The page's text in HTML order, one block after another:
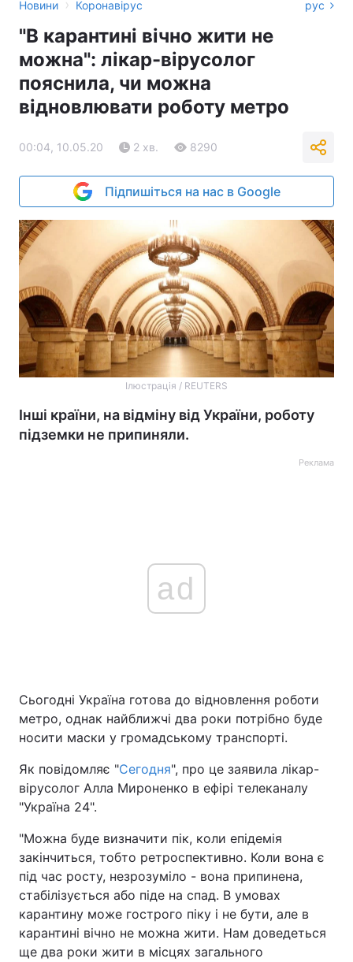
Новини › Коронавірус рус
"В карантині вічно жити не
можна": лікар-вірусолог
пояснила, чи можна
відновлювати роботу метро
00:04, 10.05.20 2 хв. 8290
Підпишіться на нас в Google
Ілюстрація / REUTERS
Інші країни, на відміну від України, роботу
підземки не припиняли.
Реклама
ad
Сьогодні Україна готова до відновлення роботи
метро, однак найближчі два роки потрібно буде
носити маски у громадському транспорті.
Як повідомляє "Сегодня", про це заявила лікар-
вірусолог Алла Мироненко в ефірі телеканалу
"Україна 24".
"Можна буде визначити пік, коли епідемія
закінчиться, тобто ретроспективно. Коли вона є
під час росту, незрозуміло - вона припинена,
стабілізується або піде на спад. В умовах
карантину може гострого піку і не бути, але в
карантині вічно не можна жити. Нам доведеться
ще два роки жити в місцях загального